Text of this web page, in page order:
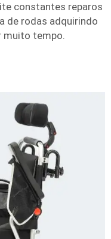
constantes reparos
de rodas adquirindo
muito tempo.